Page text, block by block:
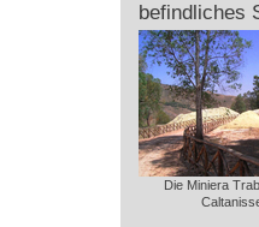
befindliches
Die Miniera